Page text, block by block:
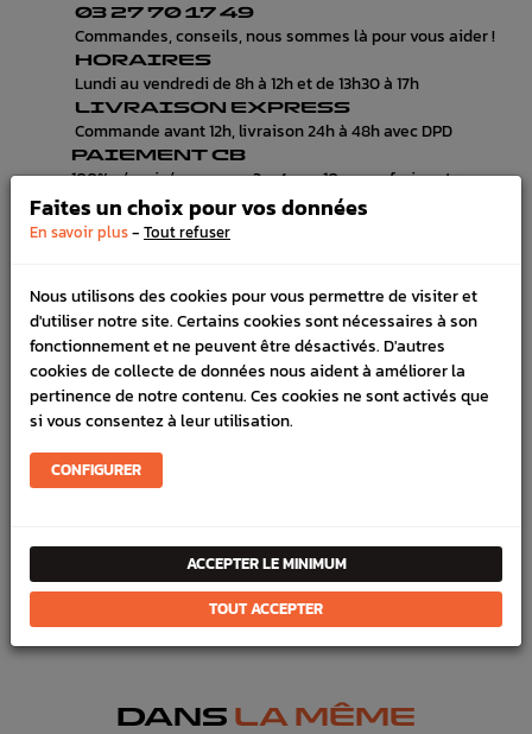
03 27 70 17 49
Commandes, conseils, nous sommes là pour vous aider !
HORAIRES
Lundi au vendredi de 8h à 12h et de 13h30 à 17h
LIVRAISON EXPRESS
Commande avant 12h, livraison 24h à 48h avec DPD
PAIEMENT CB
100% sécurisé, payez en 3x, 4x ou 10x avec frais votre
commande
DÉTAILS DU PRODUIT
LIVRAISON
VÉHICULES COMPATIBLE
SCHÉMA CONSTRUCTEUR
Marque :SUBARU
Pièces origine constructeur
DANS LA MÊME
Faites un choix pour vos données
En savoir plus- Tout refuser
Nous utilisons des cookies pour vous permettre de visiter et
d'utiliser notre site. Certains cookies sont nécessaires à son
fonctionnement et ne peuvent être désactivés. D'autres
cookies de collecte de données nous aident à améliorer la
pertinence de notre contenu. Ces cookies ne sont activés que
si vous consentez à leur utilisation.
CONFIGURER
ACCEPTER LE MINIMUM
TOUT ACCEPTER